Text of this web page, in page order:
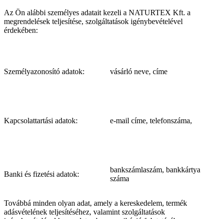
Az Ön alábbi személyes adatait kezeli a NATURTEX Kft. a
megrendelések teljesítése, szolgáltatások igénybevételével
érdekében:
Személyazonosító adatok: vásárló neve, címe
Kapcsolattartási adatok: e-mail címe, telefonszáma,
Banki és fizetési adatok:
bankszámlaszám, bankkártya
száma
Továbbá minden olyan adat, amely a kereskedelem, termék
adásvételének teljesítéséhez, valamint szolgáltatások